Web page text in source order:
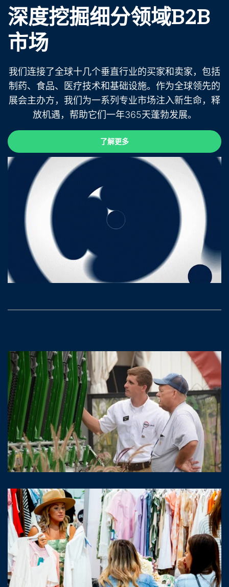
深度挖掘细分领域B2B
市场
我们连接了全球十几个垂直行业的买家和卖家，包括
制药、食品、医疗技术和基础设施。作为全球领先的
展会主办方，我们为一系列专业市场注入新生命，释
放机遇，帮助它们一年365天蓬勃发展。
了解更多
了解更多